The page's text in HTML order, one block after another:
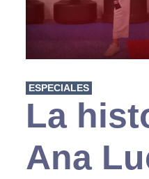
ESPECIALES
La
Ana